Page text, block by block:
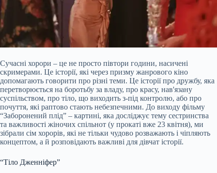
Сучасні хорори – це не просто півтори години, насичені
скримерами. Це історії, які через призму жанрового кіно
допомагають говорити про різні теми. Це історії про дружбу, яка
перетворюється на боротьбу за владу, про красу, нав'язану
суспільством, про тіло, що виходить з-під контролю, або про
почуття, які раптово стають небезпечними. До виходу фільму
“Заборонений плід” – картині, яка досліджує тему сестринства
та важливості жіночих спільнот (у прокаті вже 23 квітня), ми
зібрали сім хорорів, які не тільки чудово розважають і чіпляють
концептом, а й розповідають важливі для дівчат історії.
“Тіло Дженніфер”